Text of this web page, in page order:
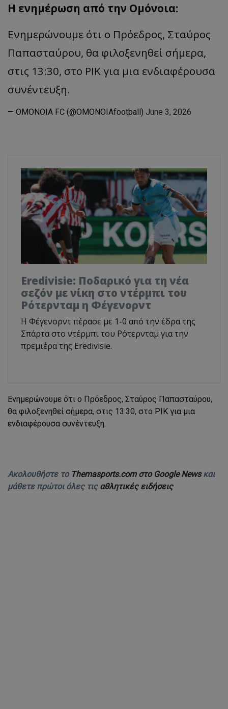
Η ενημέρωση από την Ομόνοια:
Ενημερώνουμε ότι ο Πρόεδρος, Σταύρος
Παπασταύρου, θα φιλοξενηθεί σήμερα,
στις 13:30, στο ΡΙΚ για μια ενδιαφέρουσα
συνέντευξη.
— OMONOIA FC (@OMONOIAfootball) June 3, 2026
Eredivisie: Ποδαρικό για τη νέα
σεζόν με νίκη στο ντέρμπι του
Ρότερνταμ η Φέγενορντ
Η Φέγενορντ πέρασε με 1-0 από την έδρα της
Σπάρτα στο ντέρμπι του Ρότερνταμ για την
πρεμιέρα της Eredivisie.
Ενημερώνουμε ότι ο Πρόεδρος, Σταύρος Παπασταύρου,
θα φιλοξενηθεί σήμερα, στις 13:30, στο ΡΙΚ για μια
ενδιαφέρουσα συνέντευξη.
Ακολουθήστε το Themasports.com στο Google Newsκαι
μάθετε πρώτοι όλες τις αθλητικές ειδήσεις